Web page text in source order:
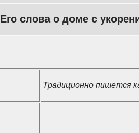
Его слова о доме с
Традиционно пишется